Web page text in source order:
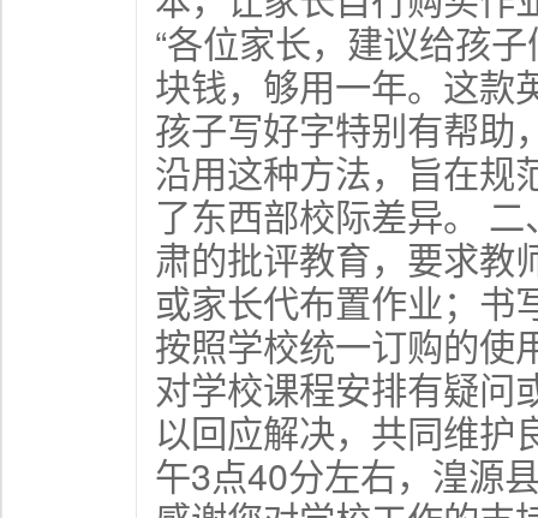
“各位家长， 建议给孩
块钱，够用一年。 这款
孩子写好字特别有帮助
沿用这种方法， 旨在规
了东西部校际差异。
肃的批评教育， 要求教
或家长代布置作业；书
按照学校统一订购的使
对学校课程安排有疑问
以回应解决，共同维护
午3点40分左右，湟源